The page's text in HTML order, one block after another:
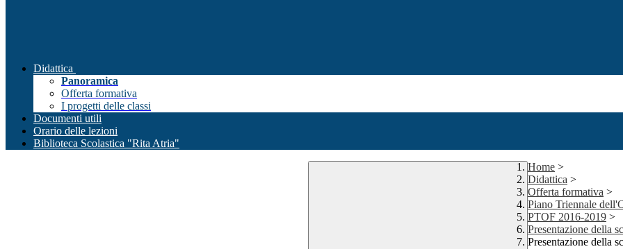
Didattica
Panoramica
Offerta formativa
I progetti delle classi
Documenti utili
Orario delle lezioni
Biblioteca Scolastica "Rita Atria"
Home >
Didattica >
Offerta formativa >
Piano Triennale
PTOF 2016-2019 >
Presentazione della
Presentazione della